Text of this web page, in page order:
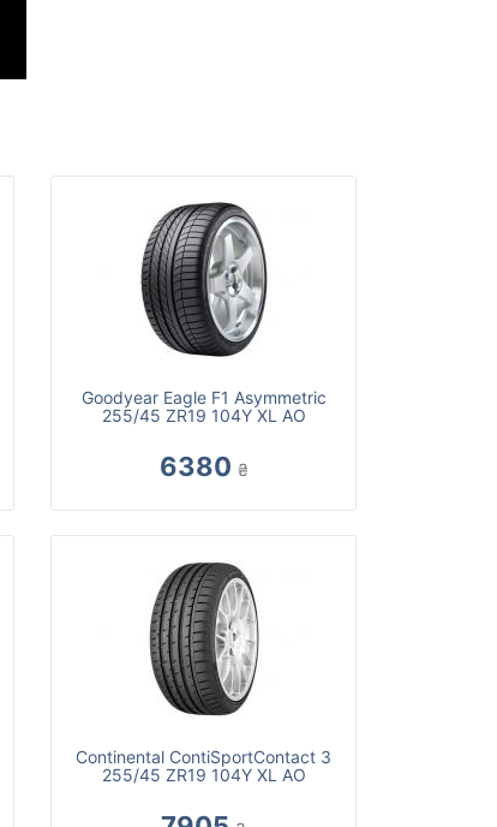
Goodyear Eagle F1 Asymmetric
255/45 ZR19 104Y XL AO
6380 ₴
Continental ContiSportContact 3
255/45 ZR19 104Y XL AO